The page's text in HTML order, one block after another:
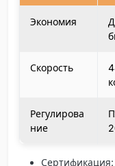
Экономия
Скорость
Регулирова
ние
Сертификация